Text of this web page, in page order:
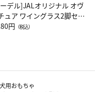
デル]JALオリジナル オヴ
ュア ワイングラス2脚セッ
レッドワイン）
円 （税込）
犬用おもちゃ